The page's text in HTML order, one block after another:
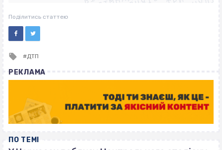
ВІСІМНАДЦЯТЬ ТРИ НУЛІ
Поділитись статтею
Tagged
ДТП
РЕКЛАМА
ПО ТЕМІ